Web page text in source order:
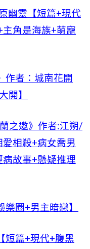
幽靈【短篇+現代
角是海族+萌寵
作者：城南花開
開】
之邀》作者:江朔/
相殺+病女喬男
故事+懸疑推理
樂圈+男主暗戀】
短篇+現代+腹黑